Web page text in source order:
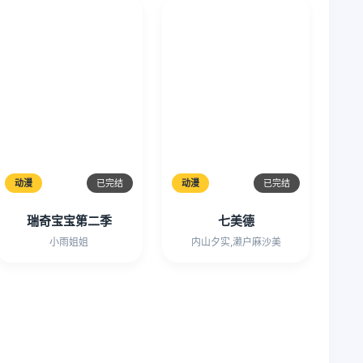
动漫 已完结
瑞奇宝宝第二季
小雨姐姐
动漫 已完结
七美德
内山夕实,濑户麻沙美